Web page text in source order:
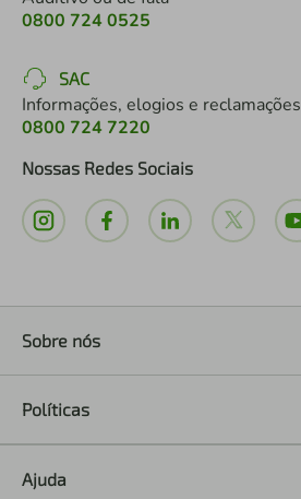
0800 724 0525
SAC
Informações, elogios e reclamações
0800 724 7220
Nossas Redes Sociais
Sobre nós
Políticas
Ajuda